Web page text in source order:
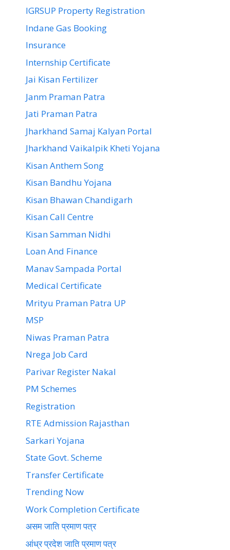
IGRSUP Property Registration
Indane Gas Booking
Insurance
Internship Certificate
Jai Kisan Fertilizer
Janm Praman Patra
Jati Praman Patra
Jharkhand Samaj Kalyan Portal
Jharkhand Vaikalpik Kheti Yojana
Kisan Anthem Song
Kisan Bandhu Yojana
Kisan Bhawan Chandigarh
Kisan Call Centre
Kisan Samman Nidhi
Loan And Finance
Manav Sampada Portal
Medical Certificate
Mrityu Praman Patra UP
MSP
Niwas Praman Patra
Nrega Job Card
Parivar Register Nakal
PM Schemes
Registration
RTE Admission Rajasthan
Sarkari Yojana
State Govt. Scheme
Transfer Certificate
Trending Now
Work Completion Certificate
असम जाति प्रमाण पत्र
आंध्र प्रदेश जाति प्रमाण पत्र